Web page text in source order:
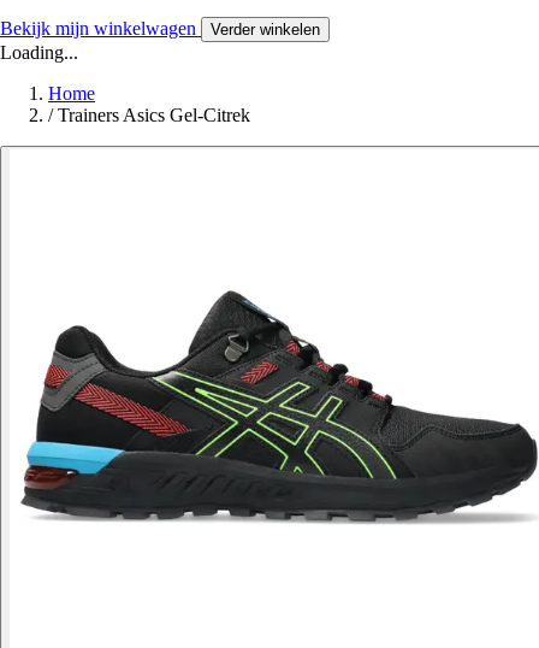
Bekijk mijn winkelwagen Verder winkelen
Loading...
Home
/ Trainers Asics Gel-Citrek